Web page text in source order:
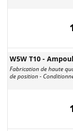
W5W T10 -
Fabrication de haute
de position -